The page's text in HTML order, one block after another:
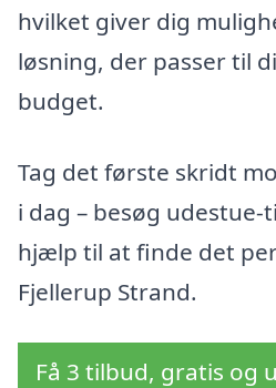
hvilket giver dig
løsning, der passer til
budget.
Tag det første skridt
i dag – besøg
hjælp til at finde det
Fjellerup Strand.
Få 3 tilbud, gratis og